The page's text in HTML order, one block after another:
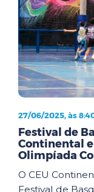
27/06/2025, às
Festival de
Continental
Olimpíada
O CEU
Festival de